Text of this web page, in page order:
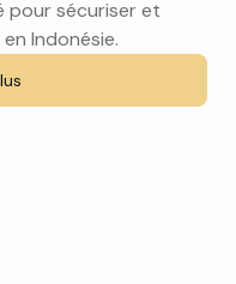
pour sécuriser et
Indonésie.